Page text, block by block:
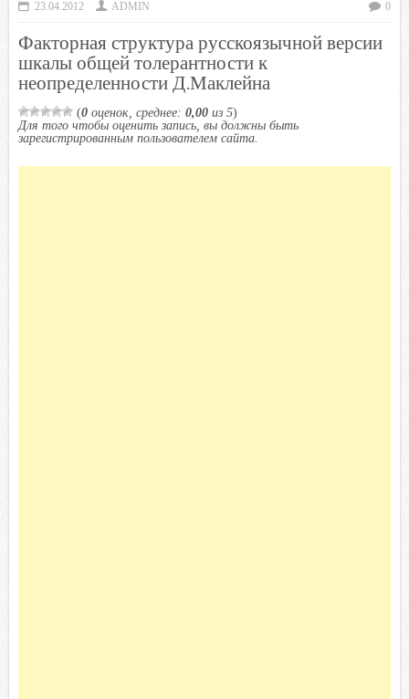
23.04.2012 ADMIN 0
Факторная структура русскоязычной версии
шкалы общей толерантности к
неопределенности Д.Маклейна
(0 оценок, среднее: 0,00 из 5)
Для того чтобы оценить запись, вы должны быть
зарегистрированным пользователем сайта.